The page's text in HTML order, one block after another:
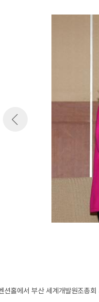
홀에서 부산 세계개발원조총